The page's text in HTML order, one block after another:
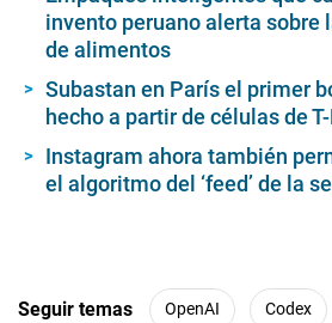
invento peruano alerta sobre
de alimentos
Subastan en París el primer
hecho a partir de células de
Instagram ahora también
el algoritmo del ‘feed’ de la
Seguir temas OpenAI Codex